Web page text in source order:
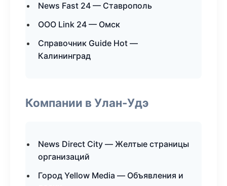
News Fast 24 — Ставрополь
ООО Link 24 — Омск
Справочник Guide Hot —
Калининград
Компании в Улан-Удэ
News Direct City — Желтые страницы
организаций
Город Yellow Media — Объявления и